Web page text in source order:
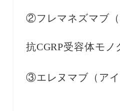
②フレマネズマブ
抗CGRP受容体モノ
③エレヌマブ（ア